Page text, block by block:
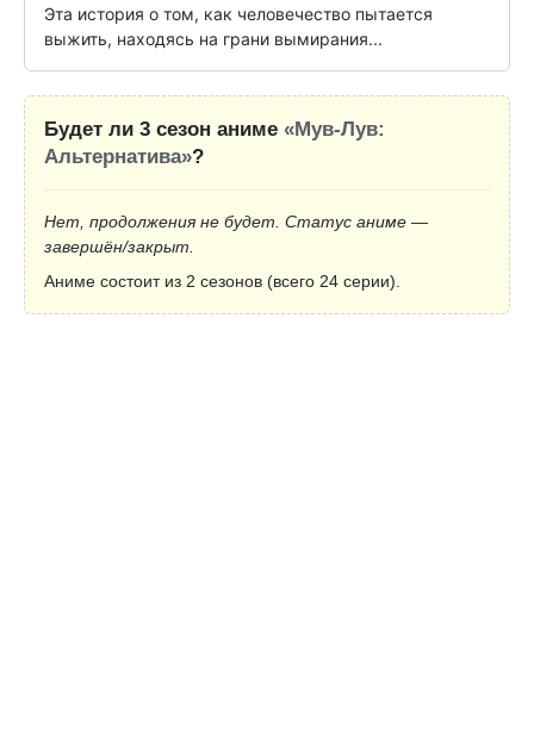
Эта история о том, как человечество пытается
выжить, находясь на грани вымирания...
Будет ли 3 сезон аниме «Мув-Лув:
Альтернатива»?
Нет, продолжения не будет. Статус аниме —
завершён/закрыт.
Аниме состоит из 2 сезонов (всего 24 серии).